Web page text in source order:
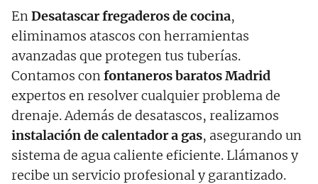
EnDesatascar fregaderos de cocina,
eliminamos atascos con herramientas
avanzadas que protegen tus tuberías.
Contamos confontaneros baratos Madrid
expertos en resolver cualquier problema de
drenaje. Además de desatascos, realizamos
instalación de calentador a gas, asegurando un
sistema de agua caliente eficiente. Llámanos y
recibe un servicio profesional y garantizado.